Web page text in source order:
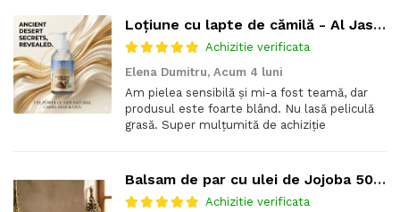
Loțiune cu lapte de cămilă - Al Jasmine
Achizitie verificata
Elena Dumitru, Acum 4 luni
Am pielea sensibilă și mi-a fost teamă, dar
produsul este foarte blând. Nu lasă peliculă
grasă. Super mulțumită de achiziție
Balsam de par cu ulei de Jojoba 500G
Achizitie verificata